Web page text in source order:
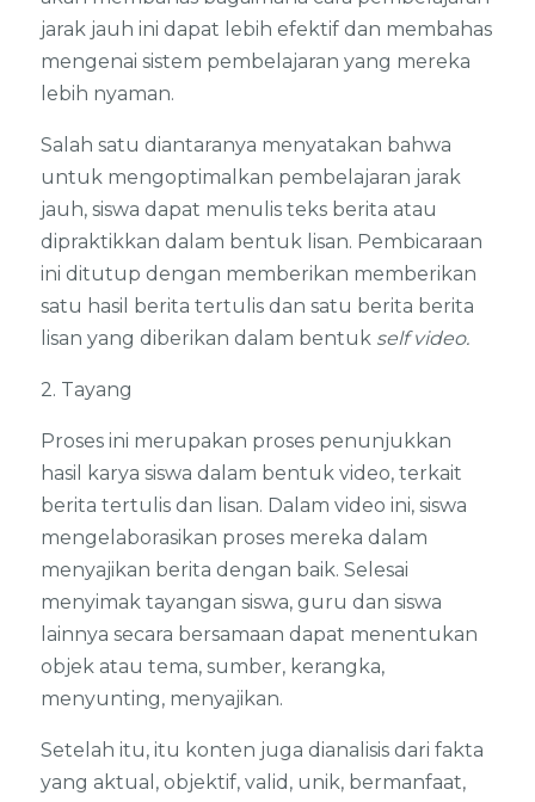
jarak jauh ini dapat lebih efektif dan membahas
mengenai sistem pembelajaran yang mereka
lebih nyaman.
Salah satu diantaranya menyatakan bahwa
untuk mengoptimalkan pembelajaran jarak
jauh, siswa dapat menulis teks berita atau
dipraktikkan dalam bentuk lisan. Pembicaraan
ini ditutup dengan memberikan memberikan
satu hasil berita tertulis dan satu berita berita
lisan yang diberikan dalam bentuk self video.
2. Tayang
Proses ini merupakan proses penunjukkan
hasil karya siswa dalam bentuk video, terkait
berita tertulis dan lisan. Dalam video ini, siswa
mengelaborasikan proses mereka dalam
menyajikan berita dengan baik. Selesai
menyimak tayangan siswa, guru dan siswa
lainnya secara bersamaan dapat menentukan
objek atau tema, sumber, kerangka,
menyunting, menyajikan.
Setelah itu, itu konten juga dianalisis dari fakta
yang aktual, objektif, valid, unik, bermanfaat,